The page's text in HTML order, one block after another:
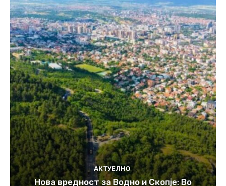
АКТУЕЛНО
Нова вредност за Водно и Скопје: Во